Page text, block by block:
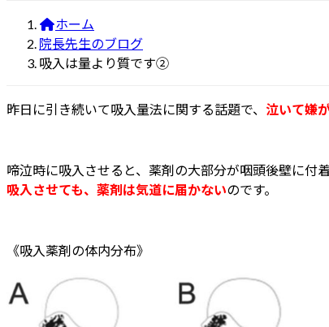
ホーム
院長先生のブログ
吸入は量より質です②
昨日に引き続いて吸入量法に関する話題で、 泣いて嫌
啼泣時に吸入させると、薬剤の大部分が咽頭後壁に付
吸入させても、薬剤は気道に届かないのです。
《吸入薬剤の体内分布》